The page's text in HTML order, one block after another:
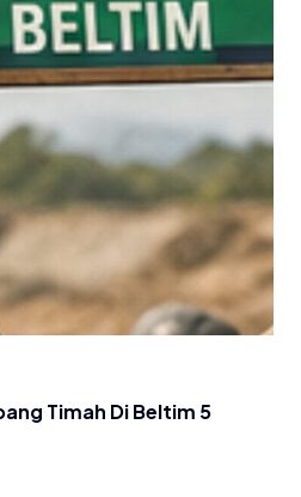
Timah Di Beltim 5